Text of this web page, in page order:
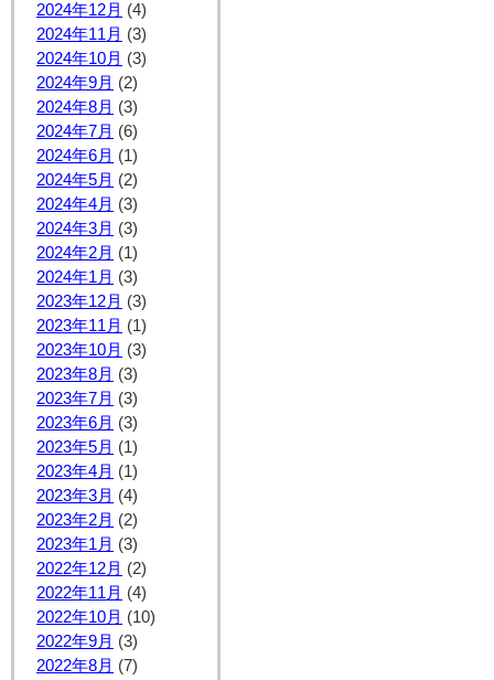
2024年12月 (4)
2024年11月 (3)
2024年10月 (3)
2024年9月 (2)
2024年8月 (3)
2024年7月 (6)
2024年6月 (1)
2024年5月 (2)
2024年4月 (3)
2024年3月 (3)
2024年2月 (1)
2024年1月 (3)
2023年12月 (3)
2023年11月 (1)
2023年10月 (3)
2023年8月 (3)
2023年7月 (3)
2023年6月 (3)
2023年5月 (1)
2023年4月 (1)
2023年3月 (4)
2023年2月 (2)
2023年1月 (3)
2022年12月 (2)
2022年11月 (4)
2022年10月 (10)
2022年9月 (3)
2022年8月 (7)